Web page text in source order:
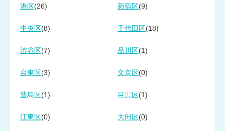
港区 (26) 新宿区 (9)
中央区 (8) 千代田区 (18)
渋谷区 (7) 品川区 (1)
台東区 (3) 文京区 (0)
豊島区 (1) 目黒区 (1)
江東区 (0) 大田区 (0)